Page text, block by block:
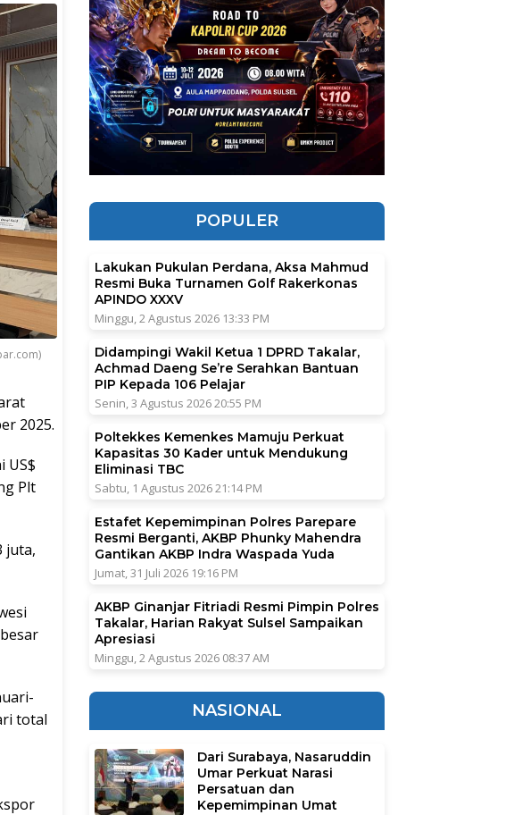
2025.
US$
Plt
juta,
total
POPULER
Lakukan Pukulan Perdana, Aksa Mahmud
Resmi Buka Turnamen Golf Rakerkonas
APINDO XXXV
Minggu, 2 Agustus 2026 13:33 PM
Didampingi Wakil Ketua 1 DPRD Takalar,
Achmad Daeng Se’re Serahkan Bantuan
PIP Kepada 106 Pelajar
Senin, 3 Agustus 2026 20:55 PM
Poltekkes Kemenkes Mamuju Perkuat
Kapasitas 30 Kader untuk Mendukung
Eliminasi TBC
Sabtu, 1 Agustus 2026 21:14 PM
Estafet Kepemimpinan Polres Parepare
Resmi Berganti, AKBP Phunky Mahendra
Gantikan AKBP Indra Waspada Yuda
Jumat, 31 Juli 2026 19:16 PM
AKBP Ginanjar Fitriadi Resmi Pimpin Polres
Takalar, Harian Rakyat Sulsel Sampaikan
Apresiasi
Minggu, 2 Agustus 2026 08:37 AM
NASIONAL
Dari Surabaya, Nasaruddin
Umar Perkuat Narasi
Persatuan dan
Kepemimpinan Umat